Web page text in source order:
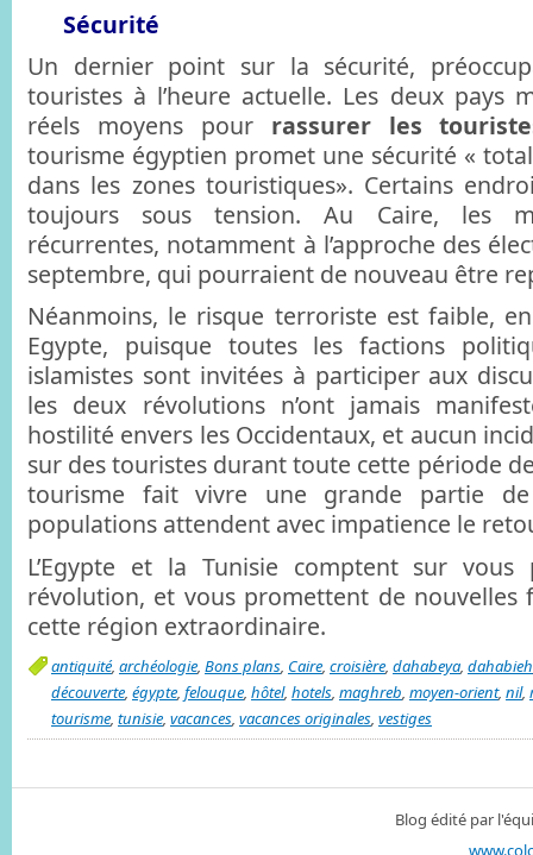
Sécurité
Un dernier point sur la sécurité,
touristes à l’heure actuelle. Les deux pays
réels moyens pour rassurer les
tourisme égyptien promet une sécurité «
dans les zones touristiques». Certains
toujours sous tension. Au Caire, les
récurrentes, notamment à l’approche des
septembre, qui pourraient de nouveau être
Néanmoins, le risque terroriste est faible,
Egypte, puisque toutes les factions
islamistes sont invitées à participer aux
les deux révolutions n’ont jamais
hostilité envers les Occidentaux, et aucun
sur des touristes durant toute cette période
tourisme fait vivre une grande partie
populations attendent avec impatience le
L’Egypte et la Tunisie comptent sur
révolution, et vous promettent de nouvelles
cette région extraordinaire.
antiquité, archéologie, Bons plans, Caire, croisière, dahabeya, dahabieh
découverte, égypte, felouque, hôtel, hotels, maghreb, moyen-orient, nil,
tourisme, tunisie, vacances, vacances originales, vestiges
Blog édité par